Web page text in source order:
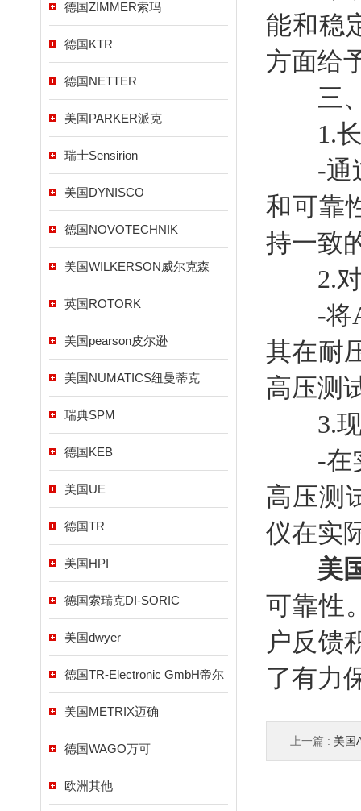
德国ZIMMER索玛
德国KTR
德国NETTER
美国PARKER派克
瑞士Sensirion
美国DYNISCO
德国NOVOTECHNIK
美国WILKERSON威尔克森
英国ROTORK
美国pearson皮尔逊
美国NUMATICS纽曼蒂克
瑞典SPM
德国KEB
美国UE
德国TR
美国HPI
德国索瑞克DI-SORIC
美国dwyer
德国TR-Electronic GmbH帝尔
美国METRIX迈确
德国WAGO万可
欧洲其他
能和稳
方面给
三、
1.长
-通过
和可靠
持一致
2.对
-将
其在耐
高压测
3.现
-在实
高压测
仪在实
美
可靠性
户反馈
了有力
上一篇 : 美国